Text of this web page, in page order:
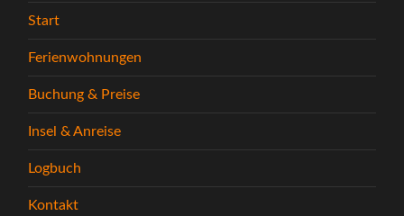
Start
Ferienwohnungen
Buchung & Preise
Insel & Anreise
Logbuch
Kontakt